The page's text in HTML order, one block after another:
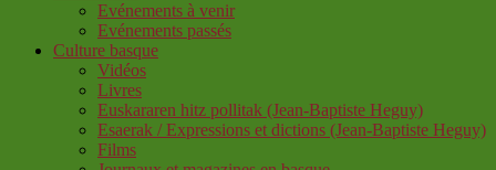
Evénements à venir
Evénements passés
Culture basque
Vidéos
Livres
Euskararen hitz pollitak (Jean-Baptiste Heguy)
Esaerak / Expressions et dictions (Jean-Baptiste Heguy)
Films